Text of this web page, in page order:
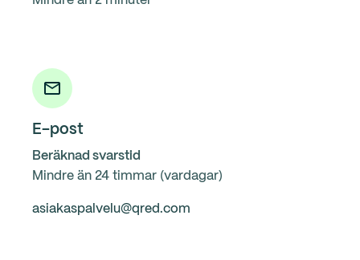
E-post
Beräknad svarstid
Mindre än 24 timmar (vardagar)
asiakaspalvelu@qred.com